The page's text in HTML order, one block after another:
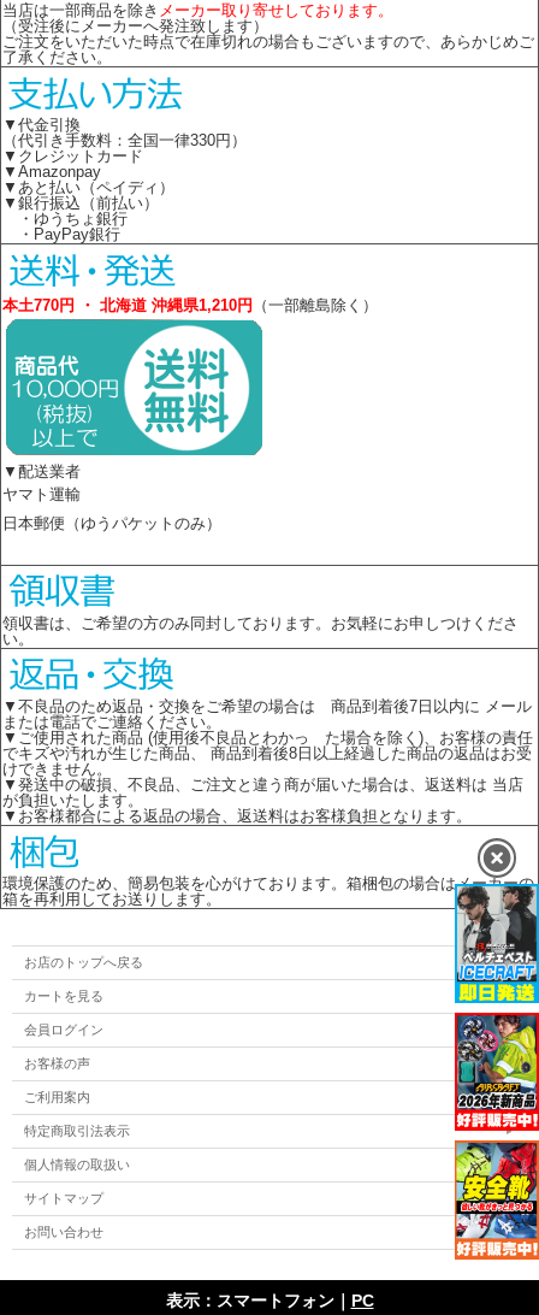
当店は一部商品を除き メーカー取り寄せしております。
（受注後にメーカーへ発注致します）
ご注文をいただいた時点で在庫切れの場合もございますので、あらかじめご
了承ください。
▼代金引換
（代引き手数料：全国一律330円）
▼クレジットカード
▼Amazonpay
▼あと払い（ペイディ）
▼銀行振込（前払い）
・ゆうちょ銀行
・PayPay銀行
本土770円 ・ 北海道 沖縄県1,210円 （一部離島除く）
▼配送業者
ヤマト運輸
日本郵便（ゆうパケットのみ）
領収書は、ご希望の方のみ同封しております。お気軽にお申しつけくださ
い。
▼不良品のため返品・交換をご希望の場合は 商品到着後7日以内に メール
または電話でご連絡ください。
▼ご使用された商品 (使用後不良品とわかっ た場合を除く)、お客様の責任
でキズや汚れが生じた商品、 商品到着後8日以上経過した商品の返品はお受
けできません。
▼発送中の破損、不良品、ご注文と違う商が届いた場合は、返送料は 当店
が負担いたします。
▼お客様都合による返品の場合、返送料はお客様負担となります。
環境保護のため、簡易包装を心がけております。箱梱包の場合はメーカーの
箱を再利用してお送りします。
お店のトップへ戻る
カートを見る
会員ログイン
お客様の声
ご利用案内
特定商取引法表示
個人情報の取扱い
サイトマップ
お問い合わせ
表示：スマートフォン｜ PC